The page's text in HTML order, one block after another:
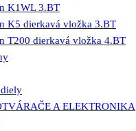
K1WL 3.BT
K5 dierkavá vložka 3.BT
T200 dierkavá vložka 4.BT
A ELEKTRONIKA